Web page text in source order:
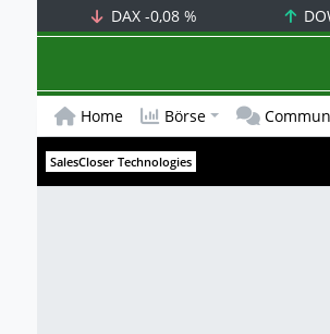
DAX -0,08 %
Home Börse
SalesCloser Technologies